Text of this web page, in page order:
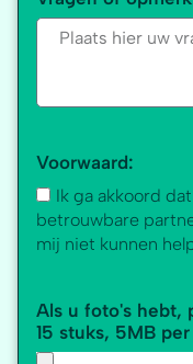
Voorwaard:
Ik ga akkoord
betrouwbare
mij niet kunnen
Als u foto's hebt,
15 stuks, 5MB